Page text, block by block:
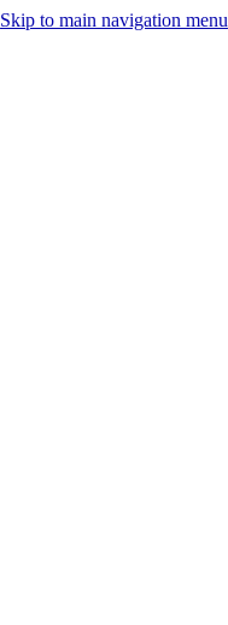
Skip to main navigation menu